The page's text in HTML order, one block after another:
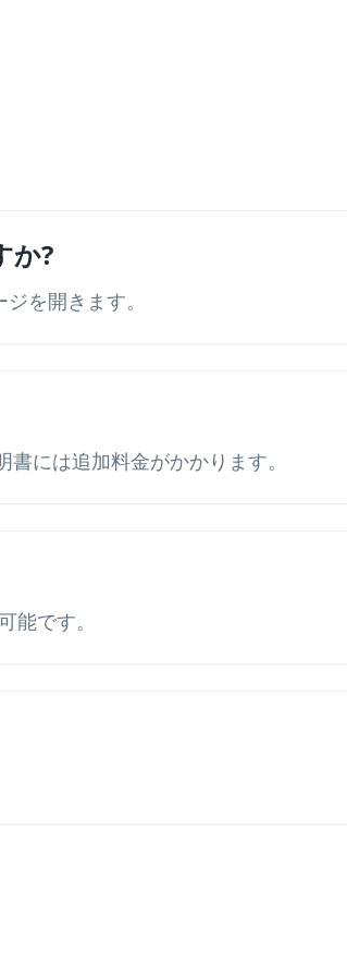
か?
を開きます。
には追加料金がかかります。
能です。